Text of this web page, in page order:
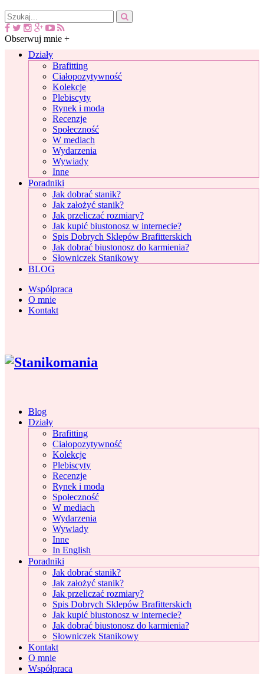
Obserwuj mnie +
Działy
Brafitting
Ciałopozytywność
Kolekcje
Plebiscyty
Rynek i moda
Recenzje
Społeczność
W mediach
Wydarzenia
Wywiady
Inne
Poradniki
Jak dobrać stanik?
Jak założyć stanik?
Jak przeliczać rozmiary?
Jak kupić biustonosz w internecie?
Spis Dobrych Sklepów Brafitterskich
Jak dobrać biustonosz do karmienia?
Słowniczek Stanikowy
BLOG
Współpraca
O mnie
Kontakt
Blog
Działy
Brafitting
Ciałopozytywność
Kolekcje
Plebiscyty
Recenzje
Rynek i moda
Społeczność
W mediach
Wydarzenia
Wywiady
Inne
In English
Poradniki
Jak dobrać stanik?
Jak założyć stanik?
Jak przeliczać rozmiary?
Spis Dobrych Sklepów Brafitterskich
Jak kupić biustonosz w internecie?
Jak dobrać biustonosz do karmienia?
Słowniczek Stanikowy
Kontakt
O mnie
Współpraca